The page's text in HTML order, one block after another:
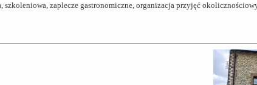
zaplecze gastronomiczne, organizacja przyjęć